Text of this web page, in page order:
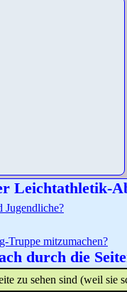
Leichtathletik-
Truppe mitzumachen?
durch die
zu sehen sind (weil